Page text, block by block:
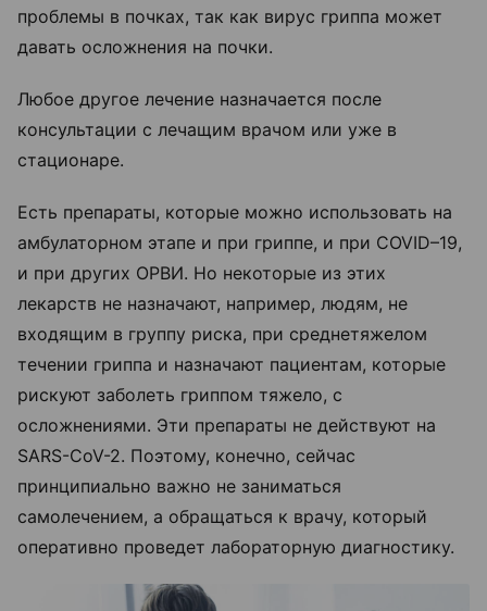
проблемы в почках, так как вирус гриппа может
давать осложнения на почки.
Любое другое лечение назначается после
консультации с лечащим врачом или уже в
стационаре.
Есть препараты, которые можно использовать на
амбулаторном этапе и при гриппе, и при COVID–19,
и при других ОРВИ. Но некоторые из этих
лекарств не назначают, например, людям, не
входящим в группу риска, при среднетяжелом
течении гриппа и назначают пациентам, которые
рискуют заболеть гриппом тяжело, с
осложнениями. Эти препараты не действуют на
SARS-CoV-2. Поэтому, конечно, сейчас
принципиально важно не заниматься
самолечением, а обращаться к врачу, который
оперативно проведет лабораторную диагностику.